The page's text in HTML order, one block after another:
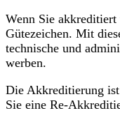
Wenn Sie
Gütezeichen. Mit
technische und
werben.
Die Akkreditierung
Sie eine Re-